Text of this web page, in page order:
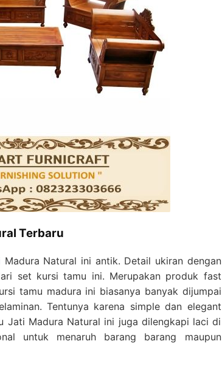
Terbaru
Madura Natural ini antik. Detail ukiran dengan
set kursi tamu ini. Merupakan produk fast
tamu madura ini biasanya banyak dijumpai
Tentunya karena simple dan elegant
Jati Madura Natural ini juga dilengkapi laci di
untuk menaruh barang barang maupun